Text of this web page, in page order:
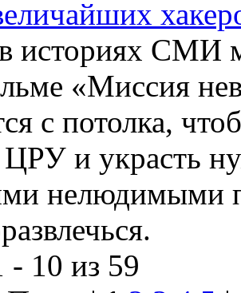
историях СМИ
«Миссия
с потолка,
ЦРУ и украсть
нелюдимыми
- 10 из 59